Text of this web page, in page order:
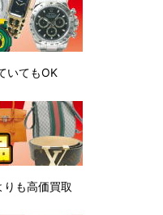
いてもOK
りも高価買取